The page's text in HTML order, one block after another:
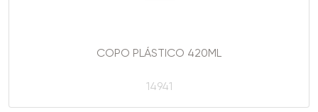
COPO PLÁSTICO 420ML
14941